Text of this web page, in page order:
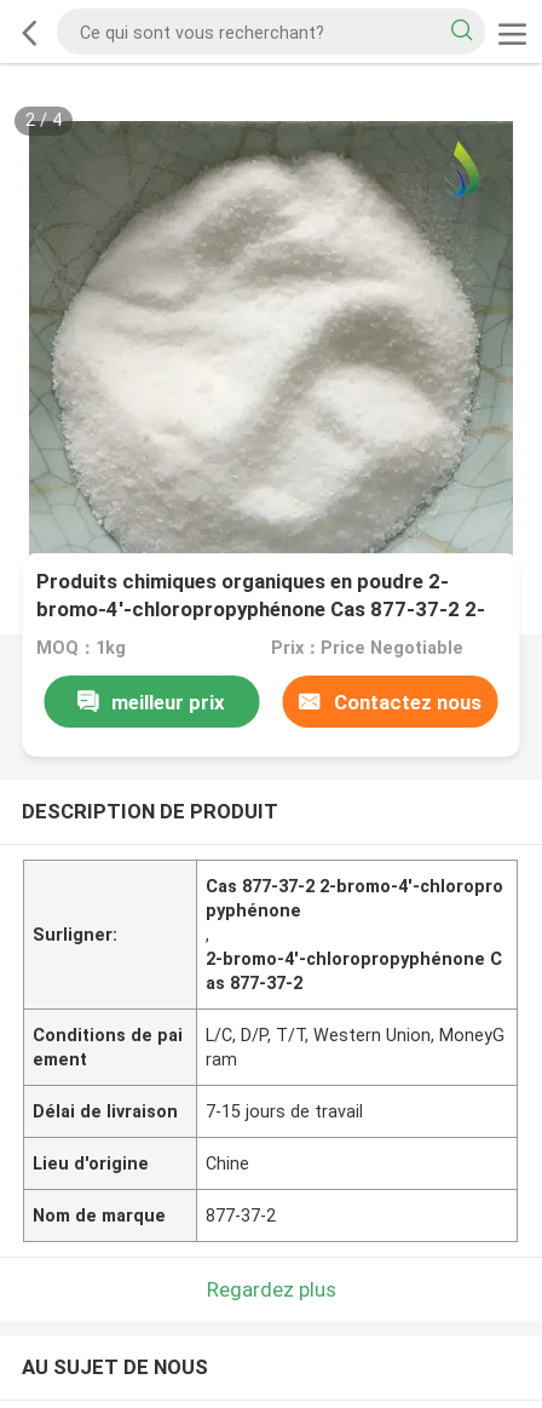
2/4
Produits chimiques organiques en poudre 2-
bromo-4'-chloropropyphénone Cas 877-37-2 2-
bromo-1- ((4-chlorophényl) propane-1-one
MOQ：1kg Prix：Price Negotiable
meilleur prix Contactez nous
DESCRIPTION DE PRODUIT
Surligner:
Cas 877-37-2 2-bromo-4'-chloropro
pyphénone
,
2-bromo-4'-chloropropyphénone C
as 877-37-2
Conditions de pai
ement
L/C, D/P, T/T, Western Union, MoneyG
ram
Délai de livraison 7-15 jours de travail
Lieu d'origine Chine
Nom de marque 877-37-2
Regardez plus
AU SUJET DE NOUS